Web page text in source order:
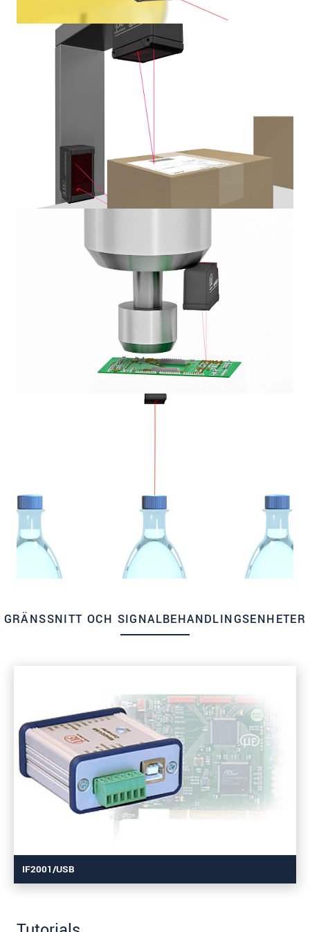
GRÄNSSNITT OCH SIGNALBEHANDLINGSENHETER
IF2001/USB